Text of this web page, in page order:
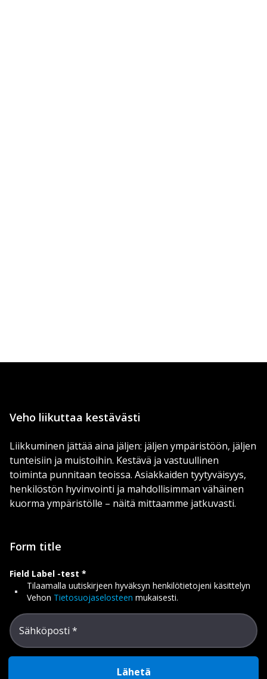
Veho liikuttaa kestävästi
Liikkuminen jättää aina jäljen: jäljen ympäristöön, jäljen
tunteisiin ja muistoihin. Kestävä ja vastuullinen
toiminta punnitaan teoissa. Asiakkaiden tyytyväisyys,
henkilöstön hyvinvointi ja mahdollisimman vähäinen
kuorma ympäristölle – näitä mittaamme jatkuvasti.
Form title
Field Label -test
Tilaamalla uutiskirjeen hyväksyn henkilötietojeni käsittelyn
Vehon Tietosuojaselosteen mukaisesti.
Sähköposti
Lähetä